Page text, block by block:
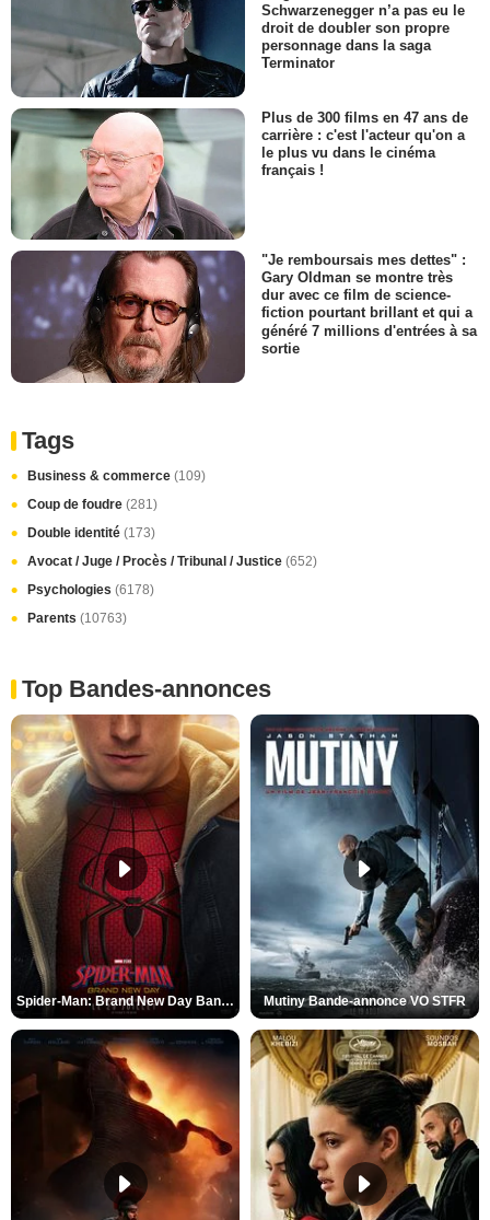
Schwarzenegger n’a pas eu le
droit de doubler son propre
personnage dans la saga
Terminator
Plus de 300 films en 47 ans de
carrière : c'est l'acteur qu'on a
le plus vu dans le cinéma
français !
"Je remboursais mes dettes" :
Gary Oldman se montre très
dur avec ce film de science-
fiction pourtant brillant et qui a
généré 7 millions d'entrées à sa
sortie
Tags
Business & commerce (109)
Coup de foudre (281)
Double identité (173)
Avocat / Juge / Procès / Tribunal / Justice (652)
Psychologies (6178)
Parents (10763)
Top Bandes-annonces
Spider-Man: Brand New Day Bande-annonce VO STFR Mutiny Bande-annonce VO STFR